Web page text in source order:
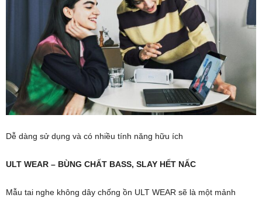
Dễ dàng sử dụng và có nhiều tính năng hữu ích
ULT WEAR – BÙNG CHẤT BASS, SLAY HẾT NẤC
Mẫu tai nghe không dây chống ồn ULT WEAR sẽ là một mảnh